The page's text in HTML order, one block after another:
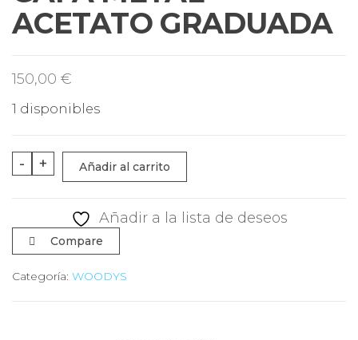
ACETATO GRADUADA
150,00 €
1 disponibles
-
GAFA
METAL-
GRADUADA
cantidad
+ Añadir al carrito
Añadir a la lista de deseos
Compare
Categoría: WOODYS